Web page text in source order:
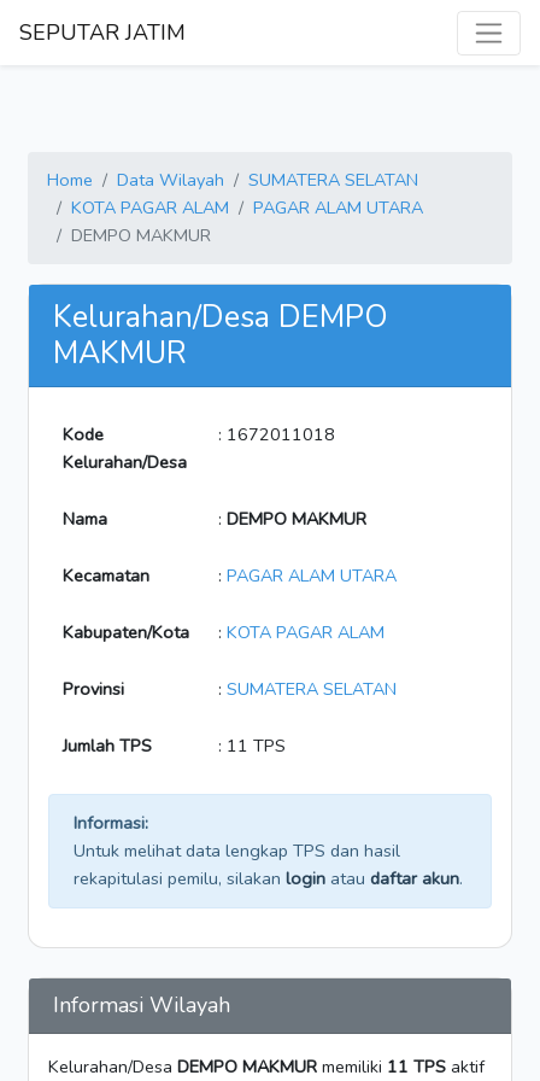
SEPUTAR JATIM
Home Data Wilayah
SUMATERA SELATAN
KOTA PAGAR ALAM
PAGAR ALAM UTARA
DEMPO MAKMUR
Kelurahan/Desa DEMPO
MAKMUR
Kode
Kelurahan/Desa
: 1672011018
Nama : DEMPO MAKMUR
Kecamatan : PAGAR ALAM UTARA
Kabupaten/Kota : KOTA PAGAR ALAM
Provinsi : SUMATERA SELATAN
Jumlah TPS : 11 TPS
Informasi:
Untuk melihat data lengkap TPS dan hasil
rekapitulasi pemilu, silakan login atau daftar akun.
Informasi Wilayah
Kelurahan/Desa DEMPO MAKMUR memiliki 11 TPS aktif